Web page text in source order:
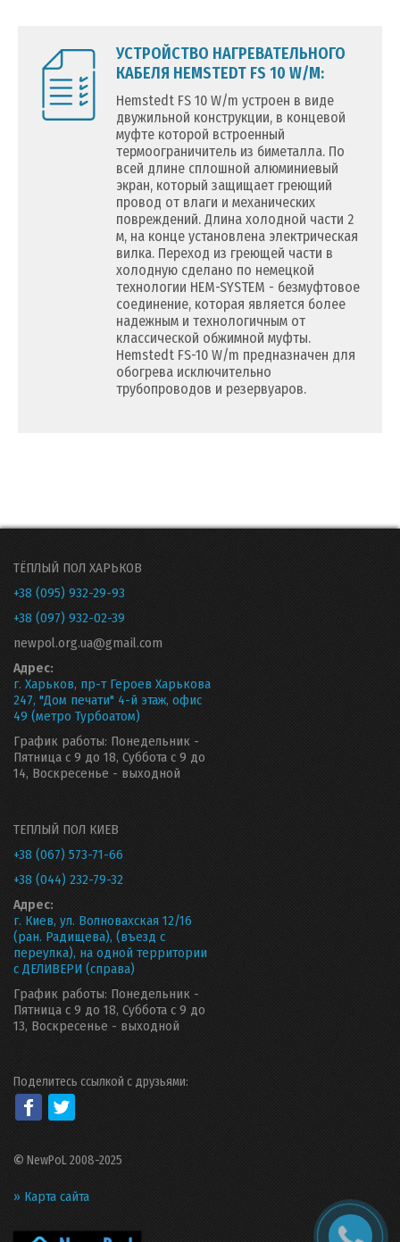
УСТРОЙСТВО НАГРЕВАТЕЛЬНОГО
КАБЕЛЯ HEMSTEDT FS 10 W/M:
Hemstedt FS 10 W/m устроен в виде
двужильной конструкции, в концевой
муфте которой встроенный
термоограничитель из биметалла. По
всей длине сплошной алюминиевый
экран, который защищает греющий
провод от влаги и механических
повреждений. Длина холодной части 2
м, на конце установлена электрическая
вилка. Переход из греющей части в
холодную сделано по немецкой
технологии HEM-SYSTEM - безмуфтовое
соединение, которая является более
надежным и технологичным от
классической обжимной муфты.
Hemstedt FS-10 W/m предназначен для
обогрева исключительно
трубопроводов и резервуаров.
ТЁПЛЫЙ ПОЛ ХАРЬКОВ
+38 (095) 932-29-93
+38 (097) 932-02-39
newpol.org.ua@gmail.com
Адрес:
г. Харьков, пр-т Героев Харькова
247, "Дом печати" 4-й этаж, офис
49 (метро Турбоатом)
График работы: Понедельник -
Пятница с 9 до 18, Суббота с 9 до
14, Воскресенье - выходной
ТЕПЛЫЙ ПОЛ КИЕВ
+38 (067) 573-71-66
+38 (044) 232-79-32
Адрес:
г. Киев, ул. Волновахская 12/16
(ран. Радищева), (въезд с
переулка), на одной территории
с ДЕЛИВЕРИ (справа)
График работы: Понедельник -
Пятница с 9 до 18, Суббота с 9 до
13, Воскресенье - выходной
Поделитесь ссылкой с друзьями:
© NewPoL 2008-2025
» Карта сайта